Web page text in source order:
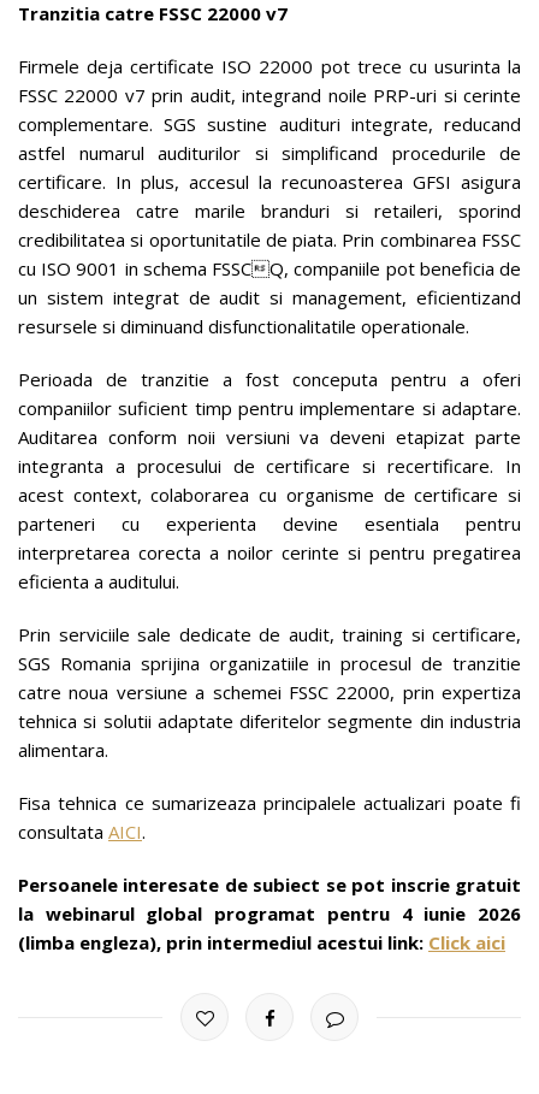
Tranzitia catre FSSC 22000 v7
Firmele deja certificate ISO 22000 pot trece cu usurinta la
FSSC 22000 v7 prin audit, integrand noile PRP-uri si cerinte
complementare. SGS sustine audituri integrate, reducand
astfel numarul auditurilor si simplificand procedurile de
certificare. In plus, accesul la recunoasterea GFSI asigura
deschiderea catre marile branduri si retaileri, sporind
credibilitatea si oportunitatile de piata. Prin combinarea FSSC
cu ISO 9001 in schema FSSCQ, companiile pot beneficia de
un sistem integrat de audit si management, eficientizand
resursele si diminuand disfunctionalitatile operationale.
Perioada de tranzitie a fost conceputa pentru a oferi
companiilor suficient timp pentru implementare si adaptare.
Auditarea conform noii versiuni va deveni etapizat parte
integranta a procesului de certificare si recertificare. In
acest context, colaborarea cu organisme de certificare si
parteneri cu experienta devine esentiala pentru
interpretarea corecta a noilor cerinte si pentru pregatirea
eficienta a auditului.
Prin serviciile sale dedicate de audit, training si certificare,
SGS Romania sprijina organizatiile in procesul de tranzitie
catre noua versiune a schemei FSSC 22000, prin expertiza
tehnica si solutii adaptate diferitelor segmente din industria
alimentara.
Fisa tehnica ce sumarizeaza principalele actualizari poate fi
consultata AICI.
Persoanele interesate de subiect se pot inscrie gratuit
la webinarul global programat pentru 4 iunie 2026
(limba engleza), prin intermediul acestui link: Click aici